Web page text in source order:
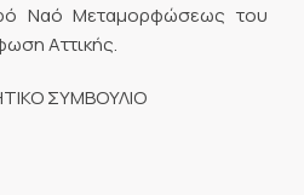
Ναό Μεταμορφώσεως του
Αττικής.
ΣΥΜΒΟΥΛΙΟ